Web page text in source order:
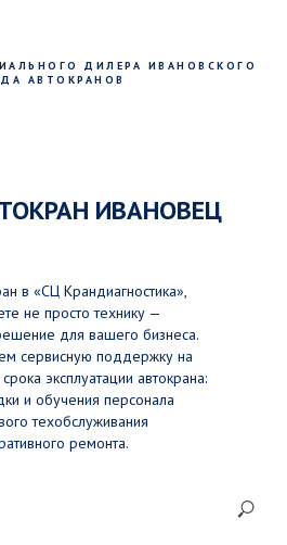
ДИЛЕРА ИВАНОВСКОГО
АВТОКРАНОВ
ИВАНОВЕЦ
в «СЦ Крандиагностика»,
не просто технику —
для вашего бизнеса.
сервисную поддержку на
эксплуатации автокрана:
и обучения персонала
техобслуживания
ремонта.